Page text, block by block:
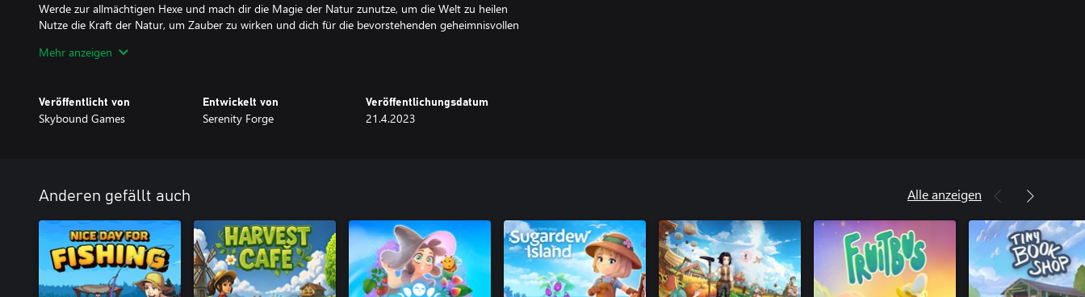
Werde zur allmächtigen Hexe und mach dir die Magie der Natur zunutze, um die Welt zu heilen
Nutze die Kraft der Natur, um Zauber zu wirken und dich für die bevorstehenden geheimnisvollen
tödliche Miasma zurückdrängst.
Mehr anzeigen
Veröffentlicht von
Skybound Games
Entwickelt von
Serenity Forge
Veröffentlichungsdatum
21.4.2023
Anderen gefällt auch Alle anzeigen